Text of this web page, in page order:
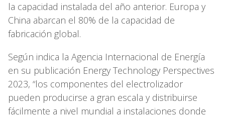
la capacidad instalada del año anterior. Europa y
China abarcan el 80% de la capacidad de
fabricación global.
Según indica la Agencia Internacional de Energía
en su publicación Energy Technology Perspectives
2023, “los componentes del electrolizador
pueden producirse a gran escala y distribuirse
fácilmente a nivel mundial a instalaciones donde